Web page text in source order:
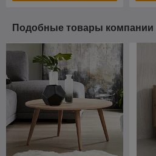
Подобные товары компании